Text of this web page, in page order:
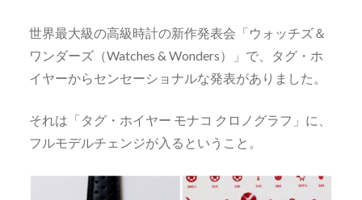
世界最大級の高級時計の新作発表会「ウォッチズ＆
ワンダーズ（Watches & Wonders）」で、タグ・ホ
イヤーからセンセーショナルな発表がありました。
それは「タグ・ホイヤー モナコ クロノグラフ」に、
フルモデルチェンジが入るということ。